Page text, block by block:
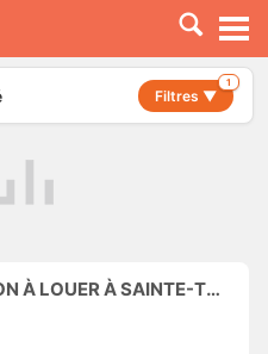
Filtres ▼
1
À SAINTE-THÉRÈSE-DE-GASPÉ